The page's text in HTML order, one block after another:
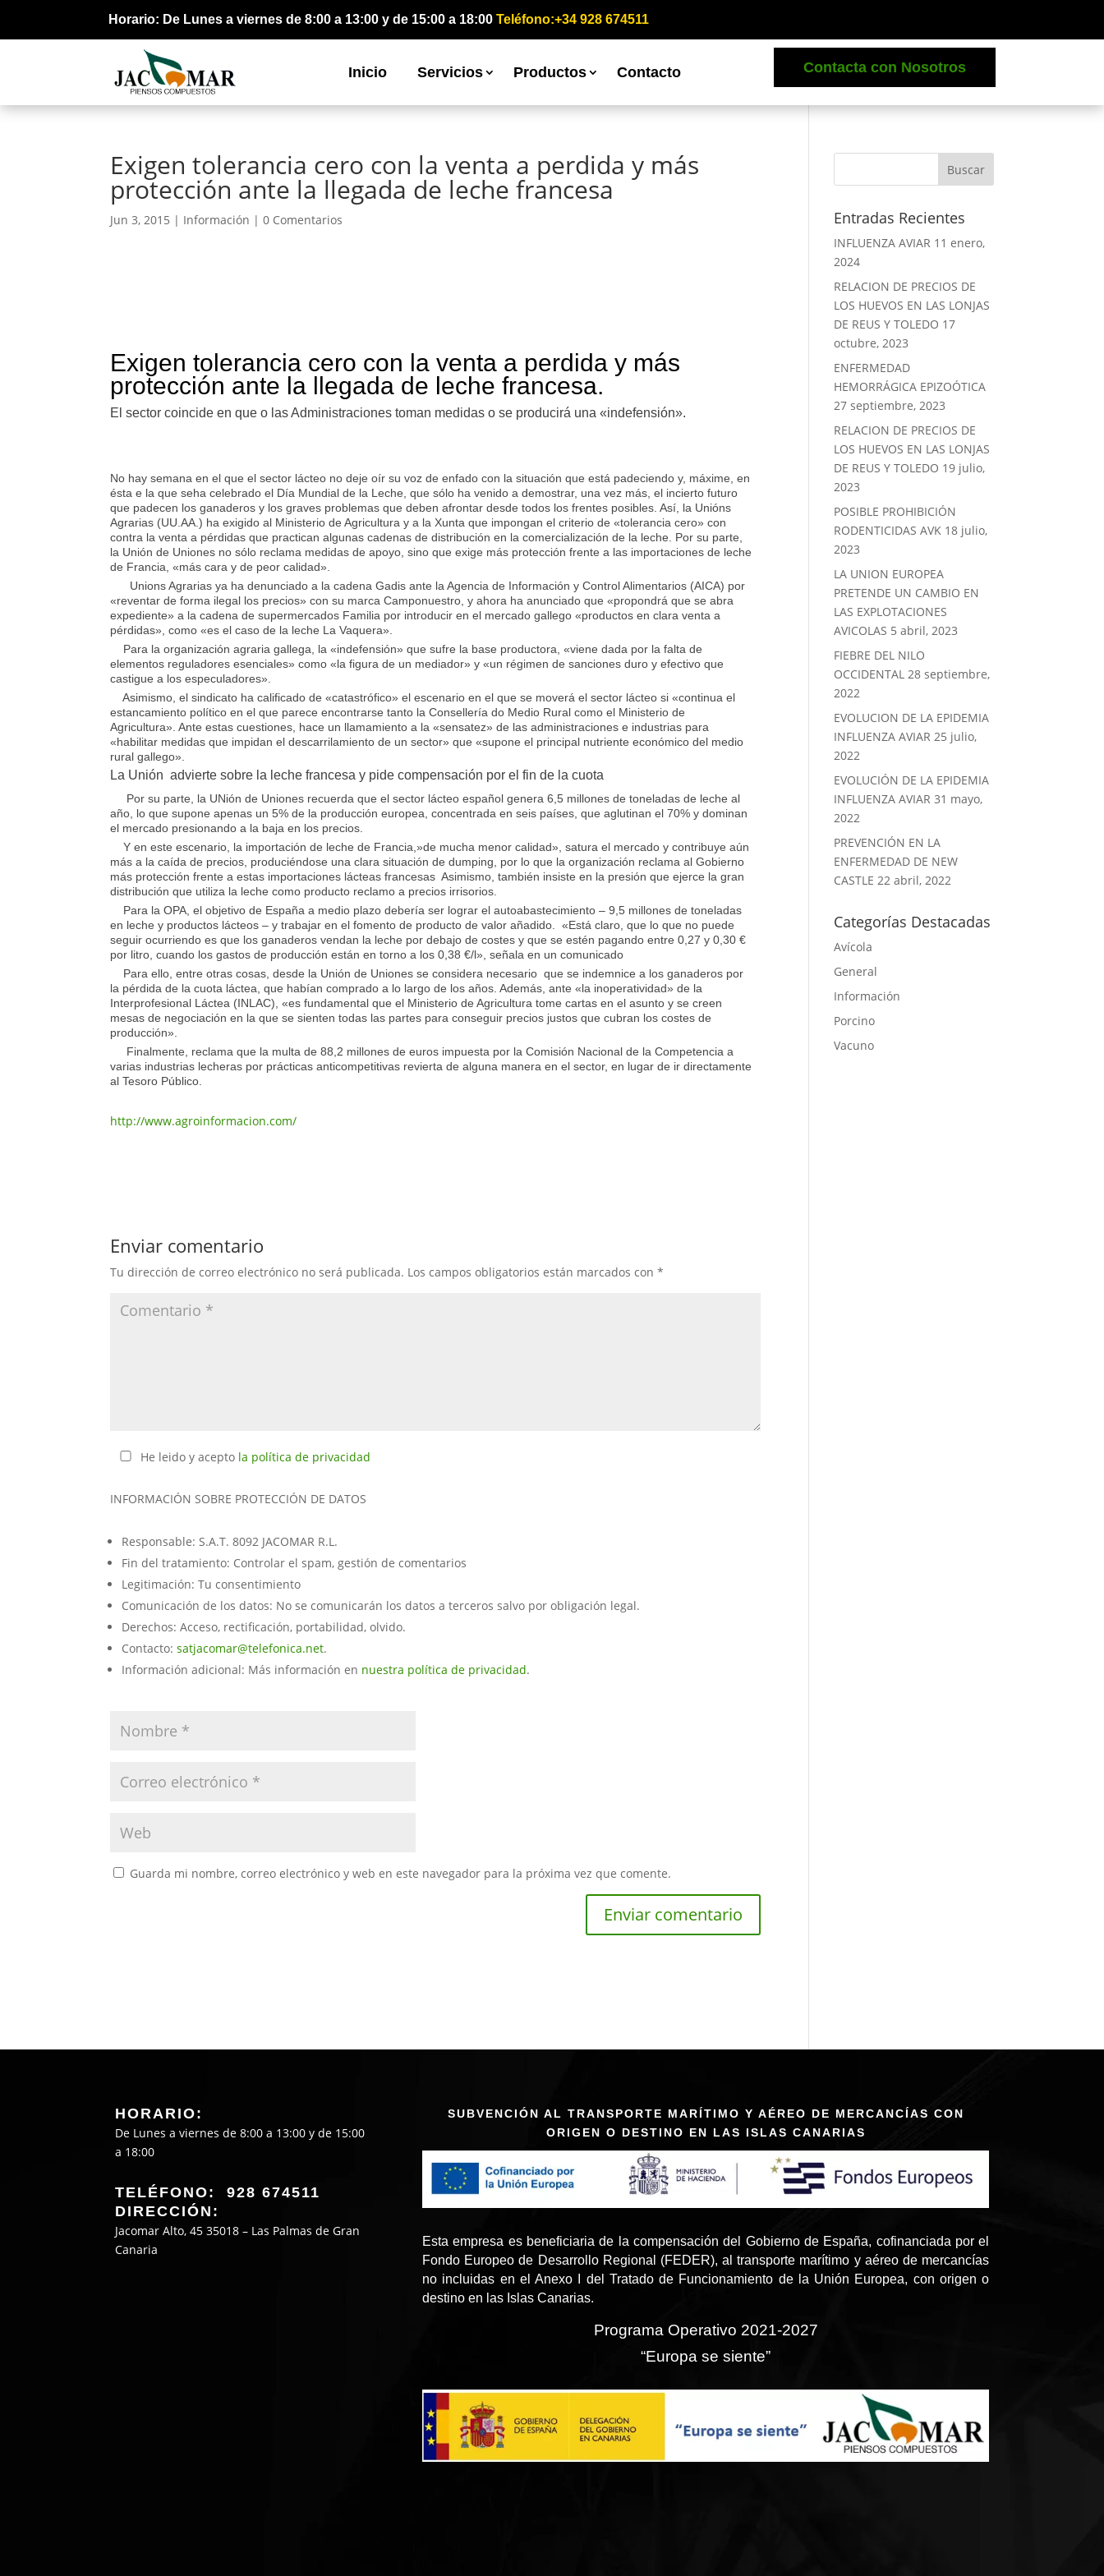
Horario: De Lunes a viernes de 8:00 a 13:00 y de 15:00 a 18:00 Teléfono:+34 928 674511
Inicio Servicios Productos Contacto Contacta con Nosotros
Exigen tolerancia cero con la venta a perdida y más
protección ante la llegada de leche francesa
Jun 3, 2015 | Información |0 Comentarios
Exigen tolerancia cero con la venta a perdida y más
protección ante la llegada de leche francesa.
El sector coincide en que o las Administraciones toman medidas o se producirá una «indefensión».
No hay semana en el que el sector lácteo no deje oír su voz de enfado con la situación que está padeciendo y, máxime, en
ésta e la que seha celebrado el Día Mundial de la Leche, que sólo ha venido a demostrar, una vez más, el incierto futuro
que padecen los ganaderos y los graves problemas que deben afrontar desde todos los frentes posibles. Así, la Unións
Agrarias (UU.AA.) ha exigido al Ministerio de Agricultura y a la Xunta que impongan el criterio de «tolerancia cero» con
contra la venta a pérdidas que practican algunas cadenas de distribución en la comercialización de la leche. Por su parte,
la Unión de Uniones no sólo reclama medidas de apoyo, sino que exige más protección frente a las importaciones de leche
de Francia, «más cara y de peor calidad».
Unions Agrarias ya ha denunciado a la cadena Gadis ante la Agencia de Información y Control Alimentarios (AICA) por
«reventar de forma ilegal los precios» con su marca Camponuestro, y ahora ha anunciado que «propondrá que se abra
expediente» a la cadena de supermercados Familia por introducir en el mercado gallego «productos en clara venta a
pérdidas», como «es el caso de la leche La Vaquera».
Para la organización agraria gallega, la «indefensión» que sufre la base productora, «viene dada por la falta de
elementos reguladores esenciales» como «la figura de un mediador» y «un régimen de sanciones duro y efectivo que
castigue a los especuladores».
Asimismo, el sindicato ha calificado de «catastrófico» el escenario en el que se moverá el sector lácteo si «continua el
estancamiento político en el que parece encontrarse tanto la Consellería do Medio Rural como el Ministerio de
Agricultura». Ante estas cuestiones, hace un llamamiento a la «sensatez» de las administraciones e industrias para
«habilitar medidas que impidan el descarrilamiento de un sector» que «supone el principal nutriente económico del medio
rural gallego».
La Unión advierte sobre la leche francesa y pide compensación por el fin de la cuota
Por su parte, la UNión de Uniones recuerda que el sector lácteo español genera 6,5 millones de toneladas de leche al
año, lo que supone apenas un 5% de la producción europea, concentrada en seis países, que aglutinan el 70% y dominan
el mercado presionando a la baja en los precios.
Y en este escenario, la importación de leche de Francia,»de mucha menor calidad», satura el mercado y contribuye aún
más a la caída de precios, produciéndose una clara situación de dumping, por lo que la organización reclama al Gobierno
más protección frente a estas importaciones lácteas francesas Asimismo, también insiste en la presión que ejerce la gran
distribución que utiliza la leche como producto reclamo a precios irrisorios.
Para la OPA, el objetivo de España a medio plazo debería ser lograr el autoabastecimiento – 9,5 millones de toneladas
en leche y productos lácteos – y trabajar en el fomento de producto de valor añadido. «Está claro, que lo que no puede
seguir ocurriendo es que los ganaderos vendan la leche por debajo de costes y que se estén pagando entre 0,27 y 0,30 €
por litro, cuando los gastos de producción están en torno a los 0,38 €/l», señala en un comunicado
Para ello, entre otras cosas, desde la Unión de Uniones se considera necesario que se indemnice a los ganaderos por
la pérdida de la cuota láctea, que habían comprado a lo largo de los años. Además, ante «la inoperatividad» de la
Interprofesional Láctea (INLAC), «es fundamental que el Ministerio de Agricultura tome cartas en el asunto y se creen
mesas de negociación en la que se sienten todas las partes para conseguir precios justos que cubran los costes de
producción».
Finalmente, reclama que la multa de 88,2 millones de euros impuesta por la Comisión Nacional de la Competencia a
varias industrias lecheras por prácticas anticompetitivas revierta de alguna manera en el sector, en lugar de ir directamente
al Tesoro Público.
http://www.agroinformacion.com/
Enviar comentario
Tu dirección de correo electrónico no será publicada. Los campos obligatorios están marcados con*
He leido y acepto la política de privacidad
INFORMACIÓN SOBRE PROTECCIÓN DE DATOS
Responsable: S.A.T. 8092 JACOMAR R.L.
Fin del tratamiento: Controlar el spam, gestión de comentarios
Legitimación: Tu consentimiento
Comunicación de los datos: No se comunicarán los datos a terceros salvo por obligación legal.
Derechos: Acceso, rectificación, portabilidad, olvido.
Contacto:satjacomar@telefonica.net.
Información adicional: Más información en nuestra política de privacidad.
Guarda mi nombre, correo electrónico y web en este navegador para la próxima vez que comente.
Entradas Recientes
INFLUENZA AVIAR 11 enero,
2024
RELACION DE PRECIOS DE
LOS HUEVOS EN LAS LONJAS
DE REUS Y TOLEDO 17
octubre, 2023
ENFERMEDAD
HEMORRÁGICA EPIZOÓTICA
27 septiembre, 2023
RELACION DE PRECIOS DE
LOS HUEVOS EN LAS LONJAS
DE REUS Y TOLEDO 19 julio,
2023
POSIBLE PROHIBICIÓN
RODENTICIDAS AVK 18 julio,
2023
LA UNION EUROPEA
PRETENDE UN CAMBIO EN
LAS EXPLOTACIONES
AVICOLAS 5 abril, 2023
FIEBRE DEL NILO
OCCIDENTAL 28 septiembre,
2022
EVOLUCION DE LA EPIDEMIA
INFLUENZA AVIAR 25 julio,
2022
EVOLUCIÓN DE LA EPIDEMIA
INFLUENZA AVIAR 31 mayo,
2022
PREVENCIÓN EN LA
ENFERMEDAD DE NEW
CASTLE 22 abril, 2022
Categorías Destacadas
Avícola
General
Información
Porcino
Vacuno
HORARIO:
De Lunes a viernes de 8:00 a 13:00 y de 15:00
a 18:00
TELÉFONO: 928 674511
DIRECCIÓN:
Jacomar Alto, 45 35018 – Las Palmas de Gran
Canaria
SUBVENCIÓN AL TRANSPORTE MARÍTIMO Y AÉREO DE MERCANCÍAS CON
ORIGEN O DESTINO EN LAS ISLAS CANARIAS
Esta empresa es beneficiaria de la compensación del Gobierno de España, cofinanciada por el
Fondo Europeo de Desarrollo Regional (FEDER), al transporte marítimo y aéreo de mercancías
no incluidas en el Anexo I del Tratado de Funcionamiento de la Unión Europea, con origen o
destino en las Islas Canarias.
Programa Operativo 2021-2027
“Europa se siente”